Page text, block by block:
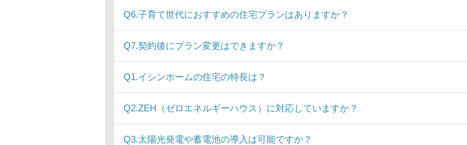
Q6.子育て世代におすすめの住宅プランはありますか？
Q7.契約後にプラン変更はできますか？
Q1.イシンホームの住宅の特長は？
Q2.ZEH（ゼロエネルギーハウス）に対応していますか？
Q3.太陽光発電や蓄電池の導入は可能ですか？